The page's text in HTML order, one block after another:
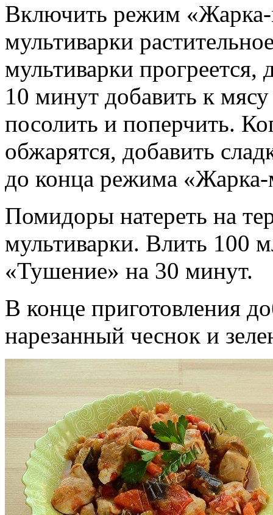
Включить режим
мультиварки
мультиварки прогреется,
10 минут добавить к
посолить и поперчить.
обжарятся, добавить
до конца режима
Помидоры натереть на
мультиварки. Влить 100
«Тушение» на 30 минут.
В конце приготовления
нарезанный чеснок и